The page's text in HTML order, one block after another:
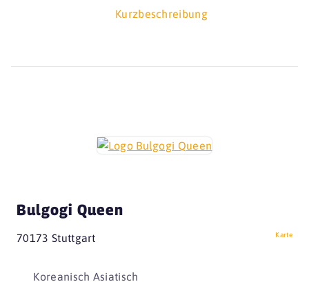
Kurzbeschreibung
Bulgogi Queen
70173 Stuttgart Karte
Koreanisch Asiatisch